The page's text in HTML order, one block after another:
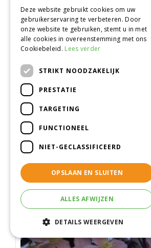
Clematis 'Gipsy Queen'
Deze website gebruikt cookies om uw
gebruikerservaring te verbeteren. Door
onze website te gebruiken, stemt u in met
alle cookies in overeenstemming met ons
Cookiebeleid. Lees verder
STRIKT NOODZAKELIJK
PRESTATIE
TARGETING
FUNCTIONEEL
NIET-GECLASSIFICEERD
OPSLAAN EN SLUITEN
ALLES AFWIJZEN
DETAILS WEERGEVEN